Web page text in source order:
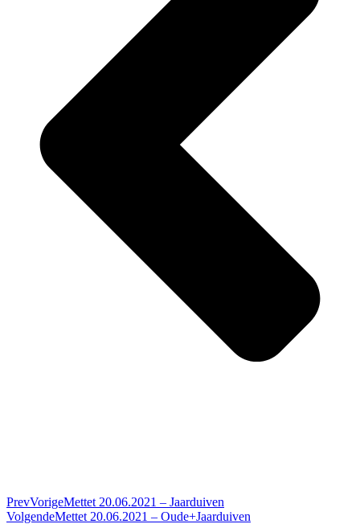
PrevVorigeMettet 20.06.2021 – Jaarduiven
VolgendeMettet 20.06.2021 – Oude+Jaarduiven